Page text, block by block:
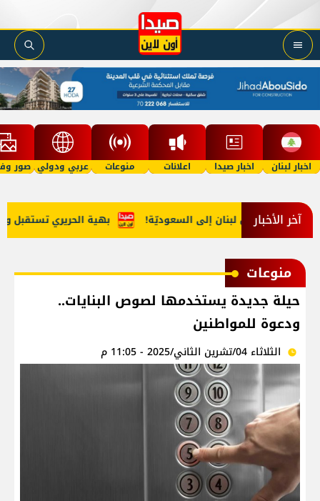
اخبار لبنان اخبار صيدا اعلانات منوعات عربي ودولي صور
آخر الأخبار بهية الحريري تستقبل مخدّرات من لبنان إلى السعوديّة!
منوعات
حيلة جديدة يستخدمها لصوص البنايات..
ودعوة للمواطنين
الثلاثاء 04/تشرين الثاني/2025 - 11:05 م